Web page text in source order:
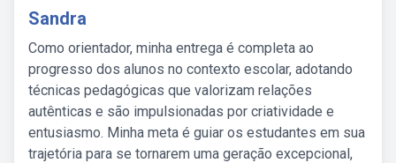
Sandra
Como orientador, minha entrega é completa ao
progresso dos alunos no contexto escolar, adotando
técnicas pedagógicas que valorizam relações
autênticas e são impulsionadas por criatividade e
entusiasmo. Minha meta é guiar os estudantes em sua
trajetória para se tornarem uma geração excepcional,